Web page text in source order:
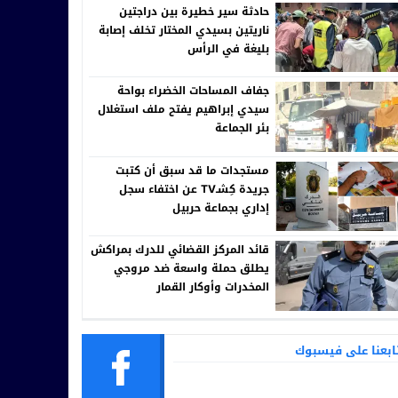
حادثة سير خطيرة بين دراجتين
ناريتين بسيدي المختار تخلف إصابة
بليغة في الرأس
جفاف المساحات الخضراء بواحة
سيدي إبراهيم يفتح ملف استغلال
بئر الجماعة
مستجدات ما قد سبق أن كتبت
جريدة كِشـTV عن اختفاء سجل
إداري بجماعة حربيل
قائد المركز القضائي للدرك بمراكش
يطلق حملة واسعة ضد مروجي
المخدرات وأوكار القمار
على فيسبوك